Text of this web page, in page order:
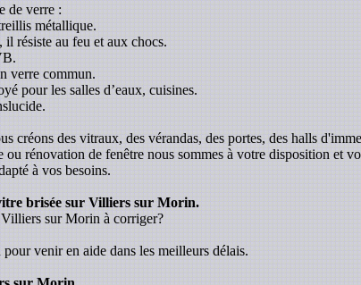
de verre :
métallique.
résiste au feu et aux chocs.
verre commun.
pour les salles d’eaux, cuisines.
créons des vitraux, des vérandas, des portes, des halls
rénovation de fenêtre nous sommes à votre disposition et
à vos besoins.
brisée sur Villiers sur Morin.
sur Morin à corriger?
venir en aide dans les meilleurs délais.